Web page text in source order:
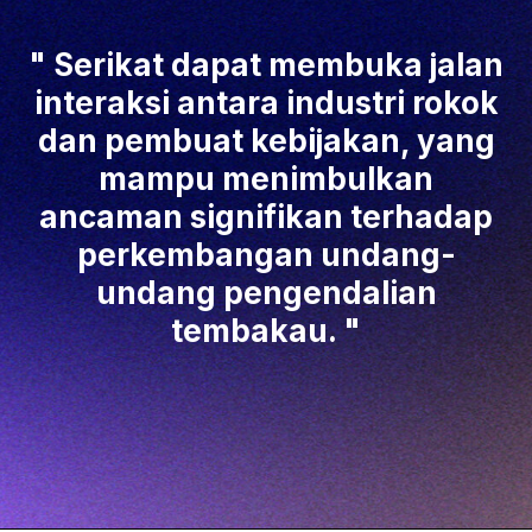
Serikat dapat membuka jalan
interaksi antara industri rokok
dan pembuat kebijakan, yang
mampu menimbulkan
ancaman signifikan terhadap
perkembangan undang-
undang pengendalian
tembakau.